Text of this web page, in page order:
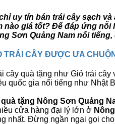
uy tín bán trái cây sạch
nào giá tốt? Để đáp ứng
Sơn Quảng Nam nổi
TRÁI CÂY ĐƯỢC ƯA
cây quà tặng như Giỏ trái
quốc gia nổi tiếng như Nhật
tặng Nông Sơn Quảng
cửa hàng đại lý lớn ở
nhất. Đừng ngần ngại gọi